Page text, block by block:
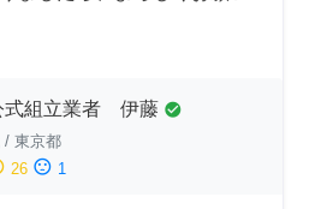
式組立業者 伊藤 check_circle
/ 東京都
26 sentiment_dissatisfied 1